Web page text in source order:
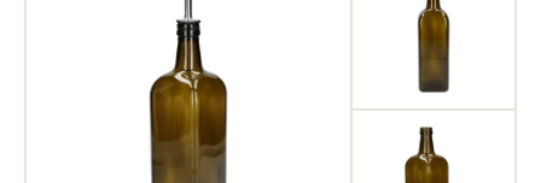
1
mooie fles, niet duur